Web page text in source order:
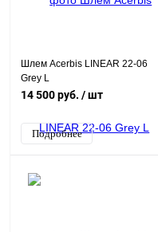
Шлем Acerbis LINEAR 22-06
Grey L
14 500 руб. / шт
Подробнее